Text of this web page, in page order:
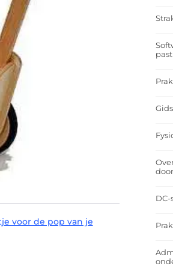
voor de pop van je